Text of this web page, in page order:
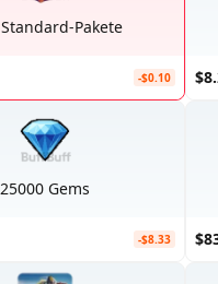
Pakete
-$0.10
25000 Gems
-$8.33